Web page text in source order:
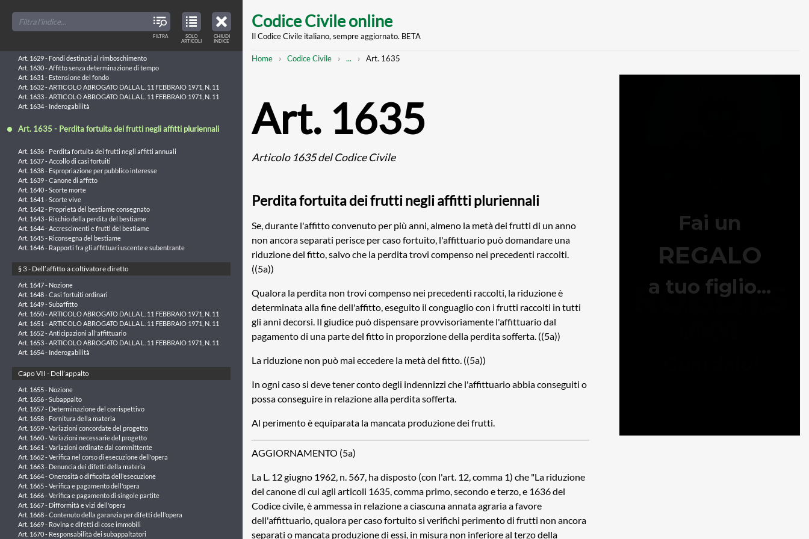
TABLE
OF
CONTENTS
CHIUDI
INDICE
main
Codice Civile online
Il Codice Civile italiano, sempre aggiornato. BETA
Breadcrumb
Home Codice Civile
Mostra
... Art. 1635
Art. 1635
Articolo 1635 del Codice Civile
Perdita fortuita dei frutti negli affitti pluriennali
Se, durante l'affitto convenuto per più anni, almeno la metà dei frutti di un anno
non ancora separati perisce per caso fortuito, l'affittuario può domandare una
riduzione del fitto, salvo che la perdita trovi compenso nei precedenti raccolti.
((5a))
Qualora la perdita non trovi compenso nei precedenti raccolti, la riduzione è
determinata alla fine dell'affitto, eseguito il conguaglio con i frutti raccolti in tutti
gli anni decorsi. Il giudice può dispensare provvisoriamente l'affittuario dal
pagamento di una parte del fitto in proporzione della perdita sofferta. ((5a))
La riduzione non può mai eccedere la metà del fitto. ((5a))
In ogni caso si deve tener conto degli indennizzi che l'affittuario abbia conseguiti o
possa conseguire in relazione alla perdita sofferta.
Al perimento è equiparata la mancata produzione dei frutti.
AGGIORNAMENTO (5a)
La L. 12 giugno 1962, n. 567, ha disposto (con l'art. 12, comma 1) che "La riduzione
del canone di cui agli articoli 1635, comma primo, secondo e terzo, e 1636 del
Codice civile, è ammessa in relazione a ciascuna annata agraria a favore
dell'affittuario, qualora per caso fortuito si verifichi perimento di frutti non ancora
separati o mancata produzione di essi, in misura non inferiore al terzo della
TOC
TITLES
FILTRA
VIEW
ONLY
ARTICLES
IN
TABLE
SOLO
ARTICOLI
Art. 1627 - Morte dell'affittuario
§ 2 - Dell’affitto di fondi rustici
Art. 1629 - Fondi destinati al rimboschimento
Art. 1630 - Affitto senza determinazione di tempo
Art. 1631 - Estensione del fondo
Art. 1632 - ARTICOLO ABROGATO DALLA L. 11 FEBBRAIO 1971, N. 11
Art. 1633 - ARTICOLO ABROGATO DALLA L. 11 FEBBRAIO 1971, N. 11
Art. 1634 - Inderogabilità
Art. 1635 - Perdita fortuita dei frutti negli affitti pluriennali
Art. 1636 - Perdita fortuita dei frutti negli affitti annuali
Art. 1637 - Accollo di casi fortuiti
Art. 1638 - Espropriazione per pubblico interesse
Art. 1639 - Canone di affitto
Art. 1640 - Scorte morte
Art. 1641 - Scorte vive
Art. 1642 - Proprietà del bestiame consegnato
Art. 1643 - Rischio della perdita del bestiame
Art. 1644 - Accrescimenti e frutti del bestiame
Art. 1645 - Riconsegna del bestiame
Art. 1646 - Rapporti fra gli affittuari uscente e subentrante
§ 3 - Dell’affitto a coltivatore diretto
Art. 1647 - Nozione
Art. 1648 - Casi fortuiti ordinari
Art. 1649 - Subaffitto
Art. 1650 - ARTICOLO ABROGATO DALLA L. 11 FEBBRAIO 1971, N. 11
Art. 1651 - ARTICOLO ABROGATO DALLA L. 11 FEBBRAIO 1971, N. 11
Art. 1652 - Anticipazioni all'affittuario
Art. 1653 - ARTICOLO ABROGATO DALLA L. 11 FEBBRAIO 1971, N. 11
Art. 1654 - Inderogabilità
Capo VII - Dell’appalto
Art. 1655 - Nozione
Art. 1656 - Subappalto
Art. 1657 - Determinazione del corrispettivo
Art. 1658 - Fornitura della materia
Art. 1659 - Variazioni concordate del progetto
Art. 1660 - Variazioni necessarie del progetto
Art. 1661 - Variazioni ordinate dal committente
Art. 1662 - Verifica nel corso di esecuzione dell'opera
Art. 1663 - Denuncia dei difetti della materia
Art. 1664 - Onerosità o difficoltà dell'esecuzione
Art. 1665 - Verifica e pagamento dell'opera
Art. 1666 - Verifica e pagamento di singole partite
Art. 1667 - Difformità e vizi dell'opera
Art. 1668 - Contenuto della garanzia per difetti dell'opera
Art. 1669 - Rovina e difetti di cose immobili
Art. 1670 - Responsabilità dei subappaltatori